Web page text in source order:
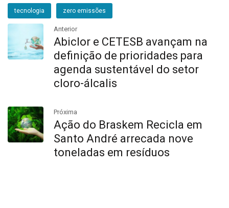
tecnologia zero emissões
Anterior
Abiclor e CETESB avançam na
definição de prioridades para
agenda sustentável do setor
cloro-álcalis
Próxima
Ação do Braskem Recicla em
Santo André arrecada nove
toneladas em resíduos